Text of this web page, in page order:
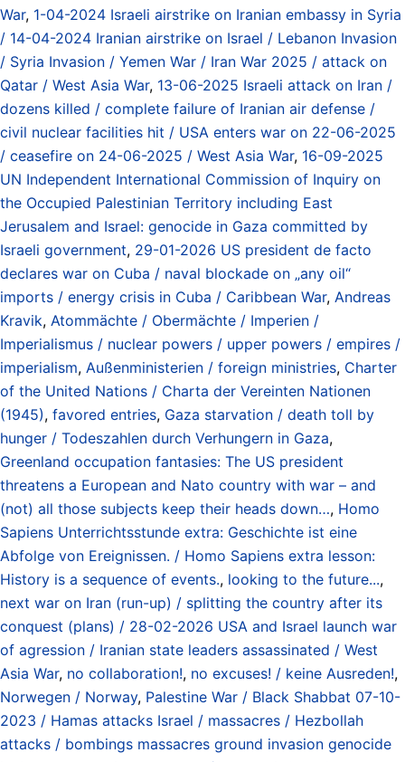
War, 1-04-2024 Israeli airstrike on Iranian embassy in Syria
/ 14-04-2024 Iranian airstrike on Israel / Lebanon Invasion
/ Syria Invasion / Yemen War / Iran War 2025 / attack on
Qatar / West Asia War, 13-06-2025 Israeli attack on Iran /
dozens killed / complete failure of Iranian air defense /
civil nuclear facilities hit / USA enters war on 22-06-2025
/ ceasefire on 24-06-2025 / West Asia War, 16-09-2025
UN Independent International Commission of Inquiry on
the Occupied Palestinian Territory including East
Jerusalem and Israel: genocide in Gaza committed by
Israeli government, 29-01-2026 US president de facto
declares war on Cuba / naval blockade on „any oil“
imports / energy crisis in Cuba / Caribbean War, Andreas
Kravik, Atommächte / Obermächte / Imperien /
Imperialismus / nuclear powers / upper powers / empires /
imperialism, Außenministerien / foreign ministries, Charter
of the United Nations / Charta der Vereinten Nationen
(1945), favored entries, Gaza starvation / death toll by
hunger / Todeszahlen durch Verhungern in Gaza,
Greenland occupation fantasies: The US president
threatens a European and Nato country with war – and
(not) all those subjects keep their heads down…, Homo
Sapiens Unterrichtsstunde extra: Geschichte ist eine
Abfolge von Ereignissen. / Homo Sapiens extra lesson:
History is a sequence of events., looking to the future...,
next war on Iran (run-up) / splitting the country after its
conquest (plans) / 28-02-2026 USA and Israel launch war
of agression / Iranian state leaders assassinated / West
Asia War, no collaboration!, no excuses! / keine Ausreden!,
Norwegen / Norway, Palestine War / Black Shabbat 07-10-
2023 / Hamas attacks Israel / massacres / Hezbollah
attacks / bombings massacres ground invasion genocide